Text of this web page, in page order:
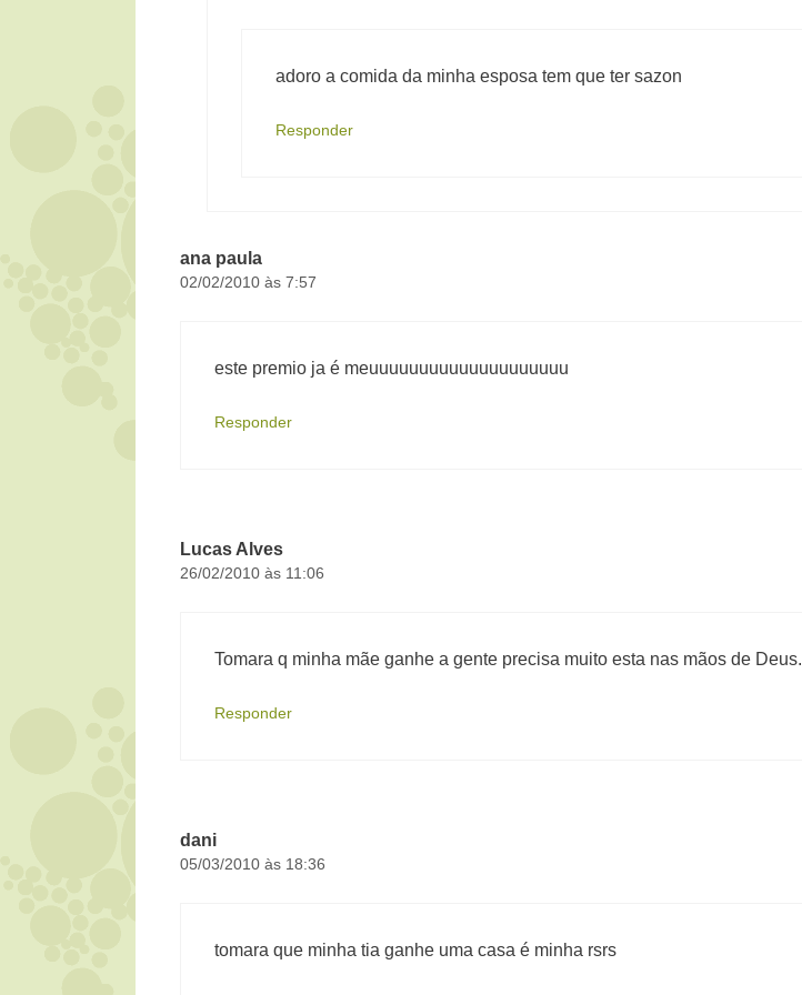
adoro a comida da minha esposa tem que ter sazon
Responder
ana paula
02/02/2010 às 7:57
este premio ja é meuuuuuuuuuuuuuuuuuuuu
Responder
Lucas Alves
26/02/2010 às 11:06
Tomara q minha mãe ganhe a gente precisa muito esta nas mãos de Deus.
Responder
dani
05/03/2010 às 18:36
tomara que minha tia ganhe uma casa é minha rsrs